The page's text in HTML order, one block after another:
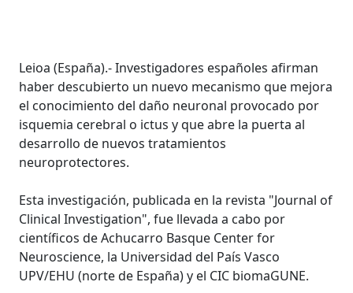
Leioa (España).- Investigadores españoles afirman
haber descubierto un nuevo mecanismo que mejora
el conocimiento del daño neuronal provocado por
isquemia cerebral o ictus y que abre la puerta al
desarrollo de nuevos tratamientos
neuroprotectores.
Esta investigación, publicada en la revista "Journal of
Clinical Investigation", fue llevada a cabo por
científicos de Achucarro Basque Center for
Neuroscience, la Universidad del País Vasco
UPV/EHU (norte de España) y el CIC biomaGUNE.